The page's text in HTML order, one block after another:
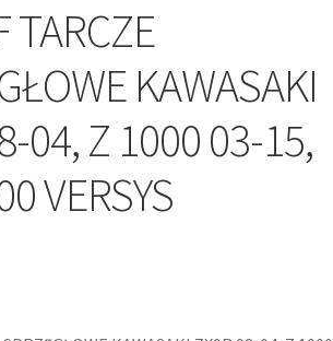
TARCZE
KAWASAKI
04, Z 1000 03-15,
VERSYS